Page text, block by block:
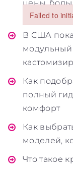
цены,
концепт-
В США
Как
полный
комфорт
Как
моделей,
Что такое
Обкладинка
Failed to
Failed to